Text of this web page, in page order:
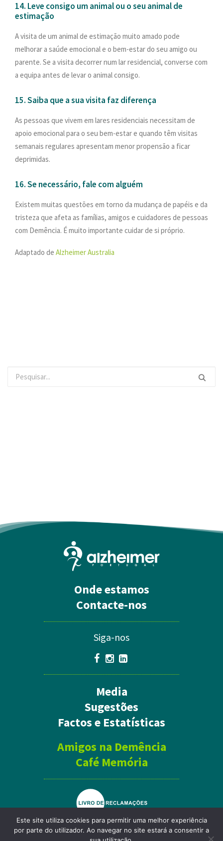
14. Leve consigo um animal ou o seu animal de
estimação
A visita de um animal de estimação muito amado pode
melhorar a saúde emocional e o bem-estar do seu amigo ou
parente. Se a visita decorrer num lar residencial, converse com
a equipa antes de levar o animal consigo.
15. Saiba que a sua visita faz diferença
As pessoas que vivem em lares residenciais necessitam de
apoio emocional para o seu bem-estar e quando têm visitas
semanais regulares apresentam menor propensão a ficar
deprimidas.
16. Se necessário, fale com alguém
Existem muitas questões em torno da mudança de papéis e da
tristeza que afeta as famílias, amigos e cuidadores de pessoas
com Demência. É muito importante cuidar de si próprio.
Adaptado de Alzheimer Australia
Onde estamos
Contacte-nos
Siga-nos
Media
Sugestões
Factos e Estatísticas
Amigos na Demência
Café Memória
Política de Privacidade
Este site utiliza cookies para permitir uma melhor experiência
por parte do utilizador. Ao navegar no site estará a consentir a